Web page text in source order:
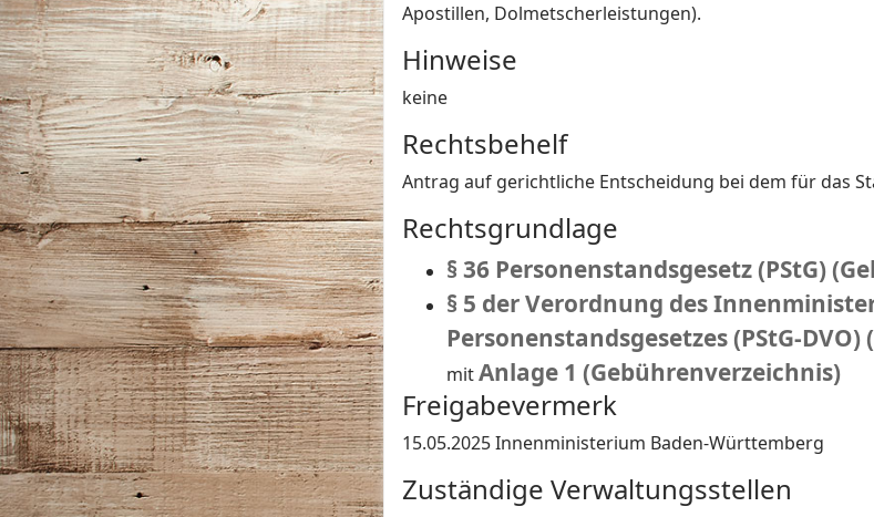
Apostillen, Dolmetscherleistungen).
Hinweise
keine
Rechtsbehelf
Antrag auf gerichtliche Entscheidung bei dem für das
Rechtsgrundlage
§ 36 Personenstandsgesetz (PStG)
§ 5 der Verordnung des
Personenstandsgesetzes (PStG-
mitAnlage 1 (Gebührenverzeichnis)
Freigabevermerk
15.05.2025 Innenministerium Baden-Württemberg
Zuständige Verwaltungsstellen